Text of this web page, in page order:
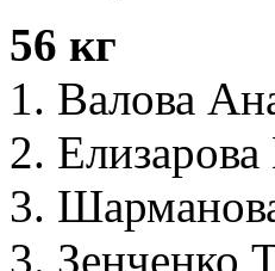
56 кг
1. Валова
2. Елизарова
3.
3. Зенченко